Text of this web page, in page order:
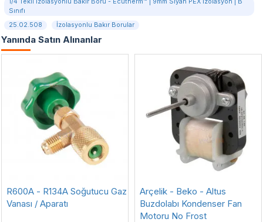
Sınıfı
25.02.508
İzolasyonlu Bakır Borular
Yanında Satın Alınanlar
R600A - R134A Soğutucu Gaz
Vanası / Aparatı
Arçelik - Beko - Altus
Buzdolabı Kondenser Fan
Motoru No Frost